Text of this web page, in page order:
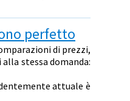
perfetto
di prezzi,
stessa domanda:
attuale è